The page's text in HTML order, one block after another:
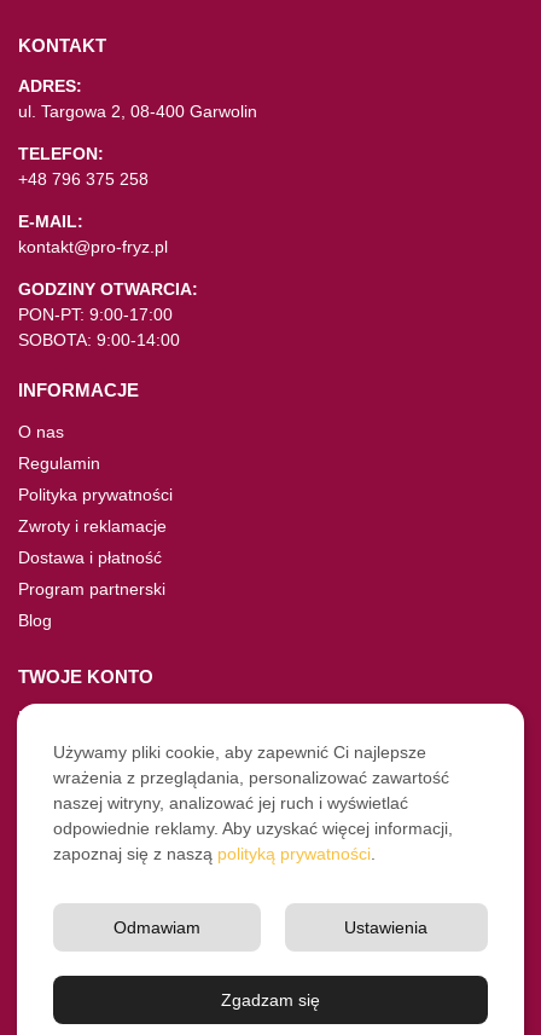
KONTAKT
ADRES:
ul. Targowa 2, 08-400 Garwolin
TELEFON:
+48 796 375 258
E-MAIL:
kontakt@pro-fryz.pl
GODZINY OTWARCIA:
PON-PT: 9:00-17:00
SOBOTA: 9:00-14:00
INFORMACJE
O nas
Regulamin
Polityka prywatności
Zwroty i reklamacje
Dostawa i płatność
Program partnerski
Blog
TWOJE KONTO
Moje konto
Nie pamiętasz hasła?
Twoje zamówienia
NASZE SOCIALE
Instagram
© Pro-Fryz.pl 2021-2026
Używamy pliki cookie, aby zapewnić Ci najlepsze
wrażenia z przeglądania, personalizować zawartość
naszej witryny, analizować jej ruch i wyświetlać
odpowiednie reklamy. Aby uzyskać więcej informacji,
zapoznaj się z naszą polityką prywatności
Zgadzam się
Ustawienia
Odmawiam